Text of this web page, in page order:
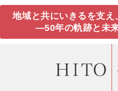
地域と共にいきるを支え
―50年の軌跡と未